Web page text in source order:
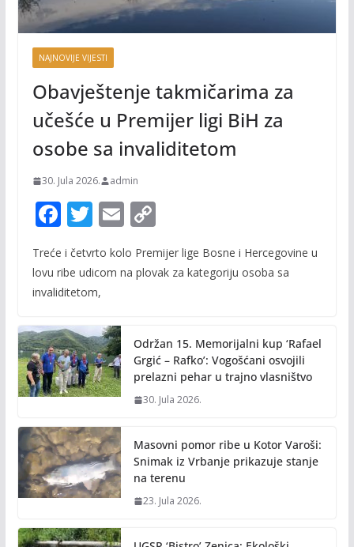
NAJNOVIJE VIJESTI
Obavještenje takmičarima za
učešće u Premijer ligi BiH za
osobe sa invaliditetom
30. Jula 2026. admin
F
ac
e
b
o
k
T
w
itt
er
E
m
ai
C
p
n
k
Treće i četvrto kolo Premijer lige Bosne i Hercegovine u
lovu ribe udicom na plovak za kategoriju osoba sa
invaliditetom,
Održan 15. Memorijalni kup ‘Rafael
Grgić – Rafko’: Vogošćani osvojili
prelazni pehar u trajno vlasništvo
30. Jula 2026.
Masovni pomor ribe u Kotor Varoši:
Snimak iz Vrbanje prikazuje stanje
na terenu
23. Jula 2026.